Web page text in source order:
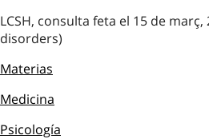
LCSH, consulta feta el 15 de
disorders)
Materias
Medicina
Psicología